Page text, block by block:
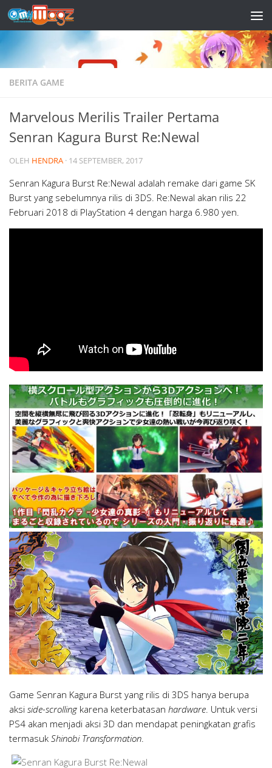
Skip to content
BERITA GAME
Marvelous Merilis Trailer Pertama
Senran Kagura Burst Re:Newal
OLEH HENDRA · 14 SEPTEMBER, 2017
Senran Kagura Burst Re:Newal adalah remake dari game SK
Burst yang sebelumnya rilis di 3DS. Re:Newal akan rilis 22
Februari 2018 di PlayStation 4 dengan harga 6.980 yen.
Game Senran Kagura Burst yang rilis di 3DS hanya berupa
aksi side-scrolling karena keterbatasan hardware . Untuk versi
PS4 akan menjadi aksi 3D dan mendapat peningkatan grafis
termasuk Shinobi Transformation